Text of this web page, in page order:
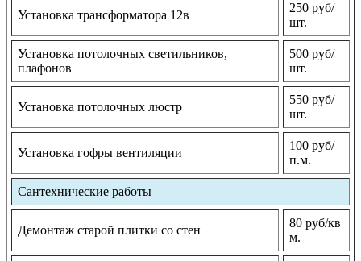
Установка трансформатора 12в
250 руб/
шт.
Установка потолочных светильников,
плафонов
500 руб/
шт.
Установка потолочных люстр
550 руб/
шт.
Установка гофры вентиляции
100 руб/
п.м.
Сантехнические работы
Демонтаж старой плитки со стен
80 руб/кв
м.